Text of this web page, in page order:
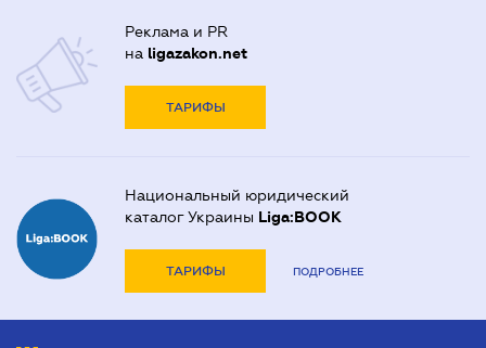
Реклама и PR
на ligazakon.net
ТАРИФЫ
Национальный юридический
каталог Украины Liga:BOOK
ТАРИФЫ ПОДРОБНЕЕ